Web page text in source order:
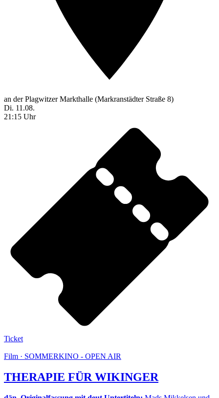
an der Plagwitzer Markthalle (Markranstädter Straße 8)
Di. 11.08.
21:15 Uhr
Ticket
Film · SOMMERKINO - OPEN AIR
THERAPIE FÜR WIKINGER